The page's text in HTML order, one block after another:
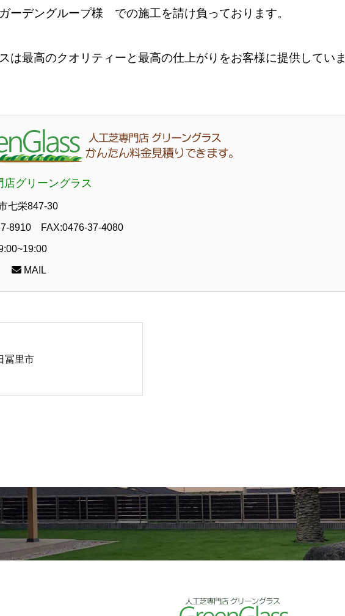
ーデングループ様 での施工を請け負っております。
は最高のクオリティーと最高の仕上がりをお客様に提供していま
店グリーングラス
七栄847-30
8910 FAX:0476-37-4080
MAIL
冨里市